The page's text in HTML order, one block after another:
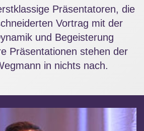
Präsentatoren, die
Vortrag mit der
und Begeisterung
Präsentationen stehen der
in nichts nach.